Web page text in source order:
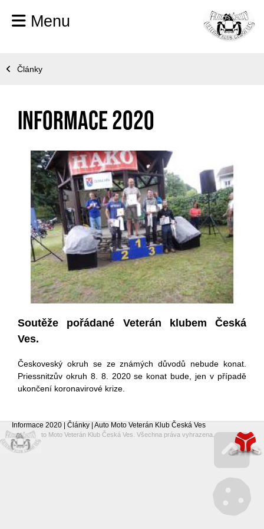
Menu
Články
Informace 2020
Soutěže pořádané Veterán klubem Česká
Ves.
Českoveský okruh se ze známých důvodů nebude konat.
Priessnitzův okruh 8. 8. 2020 se konat bude, jen v případě
ukončení koronavirové krize.
Informace 2020 | Články | Auto Moto Veterán Klub Česká Ves
© 2026 Auto Moto Veterán Klub Česká Ves. Všechna práva vyhrazena.
Go